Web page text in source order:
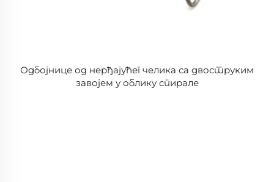
Одбојнице од нерђајућег челика са двоструким
завојем у облику спирале